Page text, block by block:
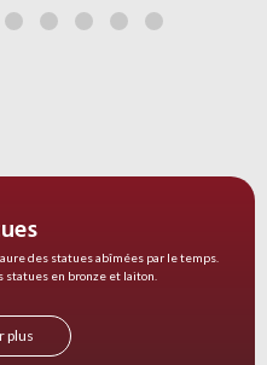
des statues abîmées par le temps.
en bronze et laiton.
plus